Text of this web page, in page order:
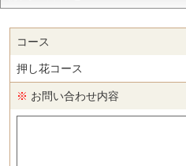
コース
押し花コース
※ お問い合わせ内容